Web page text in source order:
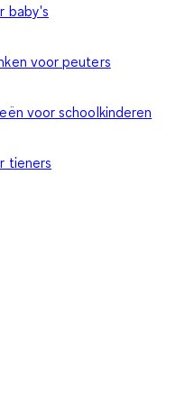
baby's
voor peuters
voor schoolkinderen
tieners